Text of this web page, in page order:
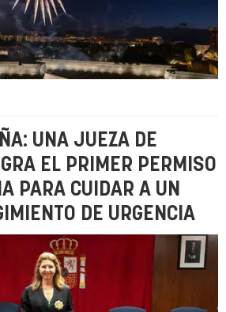
UNA JUEZA DE
EL PRIMER PERMISO
PARA CUIDAR A UN
DE URGENCIA